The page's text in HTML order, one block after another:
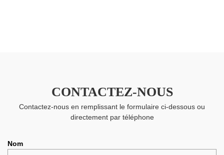
CONTACTEZ-NOUS
Contactez-nous en remplissant le formulaire ci-dessous ou
directement par téléphone
Nom